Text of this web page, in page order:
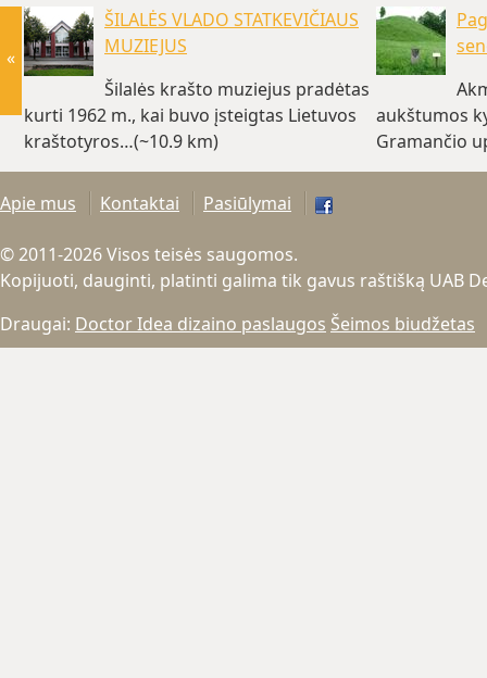
ŠILALĖS VLADO STATKEVIČIAUS
MUZIEJUS
Šilalės krašto muziejus pradėtas
kurti 1962 m., kai buvo įsteigtas Lietuvos
kraštotyros…(~10.9 km)
aukštumos
Gramančio
«
Apie mus Kontaktai Pasiūlymai
© 2011-2026 Visos teisės saugomos.
Kopijuoti, dauginti, platinti galima tik gavus raštišką UAB
Draugai: Doctor Idea dizaino paslaugos Šeimos biudžetas